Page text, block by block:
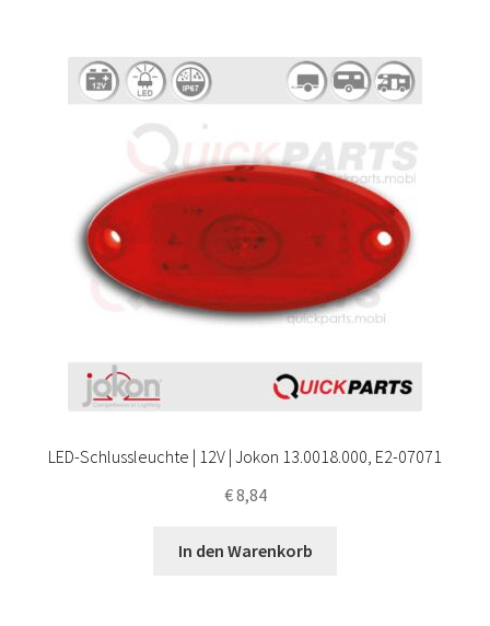
LED-Schlussleuchte | 12V | Jokon 13.0018.000, E2-07071
€8,84
In den Warenkorb